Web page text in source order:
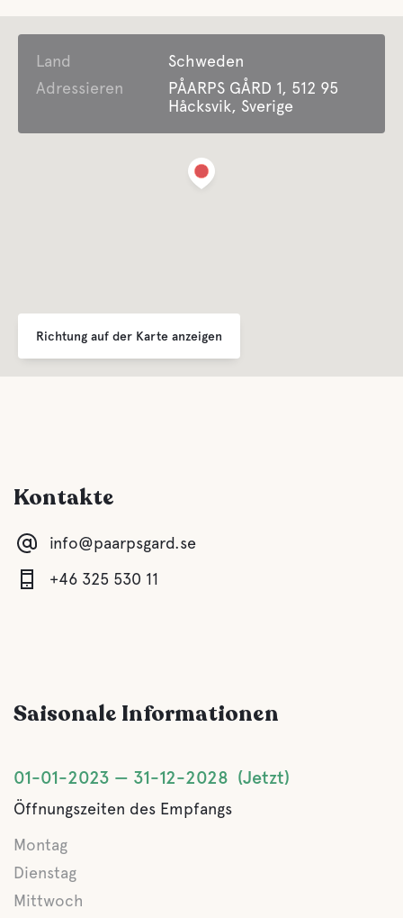
Schauer
Latrine Entleerung
A La Carte
Haustiereinrichtungen
Haustierfreundlich
Land
Schweden
Adressieren
PÅARPS GÅRD 1, 512 95
Håcksvik, Sverige
Richtung auf der Karte anzeigen
Kontakte
info@paarpsgard.se
+46 325 530 11
Saisonale Informationen
01-01-2023 31-12-2028 Jetzt
Öffnungszeiten des Empfangs
Montag
Dienstag
Mittwoch